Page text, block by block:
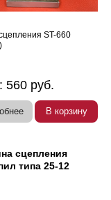
ST-660
560 руб.
В корзину
сцепления
типа 25-12